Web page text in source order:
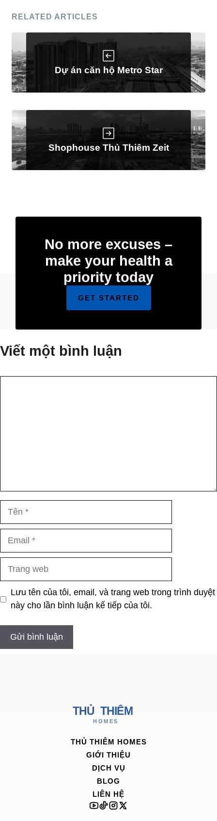
RELATED ARTICLES
Dự án căn hộ Metro Star
Shophouse Thủ Thiêm Zeit
No more excuses –
make your health a
priority today
GET STARTED
Viết một bình luận
Lưu tên của tôi, email, và trang web trong trình duyệt
này cho lần bình luận kế tiếp của tôi.
THỦ THIÊM HOMES
GIỚI THIỆU
DỊCH VỤ
BLOG
LIÊN HỆ